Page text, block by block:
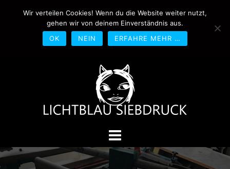
0170-4800361
drucken@lichtblau-
siebdruck.de
Schwedlerstraße 1 - 5 60314
Frankfurt
Wir verteilen Cookies! Wenn du die Website weiter nutzt,
gehen wir von deinem Einverständnis aus.
OK
NEIN ERFAHRE MEHR …